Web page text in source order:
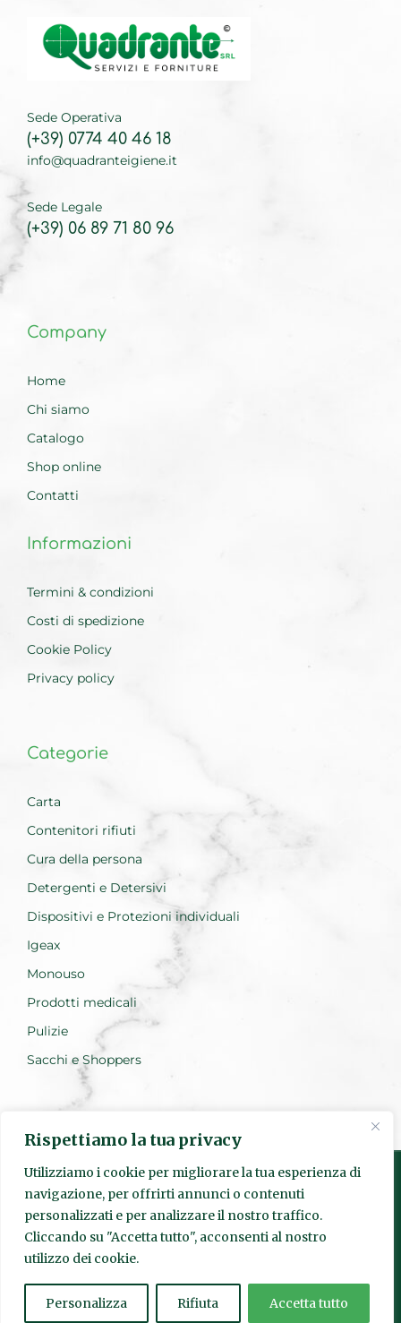
Rispettiamo la tua privacy
Utilizziamo i cookie per migliorare la tua esperienza di
navigazione, per offrirti annunci o contenuti
personalizzati e per analizzare il nostro traffico.
Cliccando su "Accetta tutto", acconsenti al nostro
utilizzo dei cookie.
Personalizza Rifiuta Accetta tutto
Sede Operativa
(+39) 0774 40 46 18
info@quadranteigiene.it
Sede Legale
(+39) 06 89 71 80 96
Company
Home
Chi siamo
Catalogo
Shop online
Contatti
Informazioni
Termini & condizioni
Costi di spedizione
Cookie Policy
Privacy policy
Categorie
Carta
Contenitori rifiuti
Cura della persona
Detergenti e Detersivi
Dispositivi e Protezioni individuali
Igeax
Monouso
Prodotti medicali
Pulizie
Sacchi e Shoppers
© Quadrante s.r.l. | Sede Legale: Via Pietro Fumaroli, 24 00155
Roma | P.IVA15952841003| Codice SDI: SUBM70N | Numero
REA:1625601 quadranteigiene@legalmail.it
Realizzato da Everest Innovation